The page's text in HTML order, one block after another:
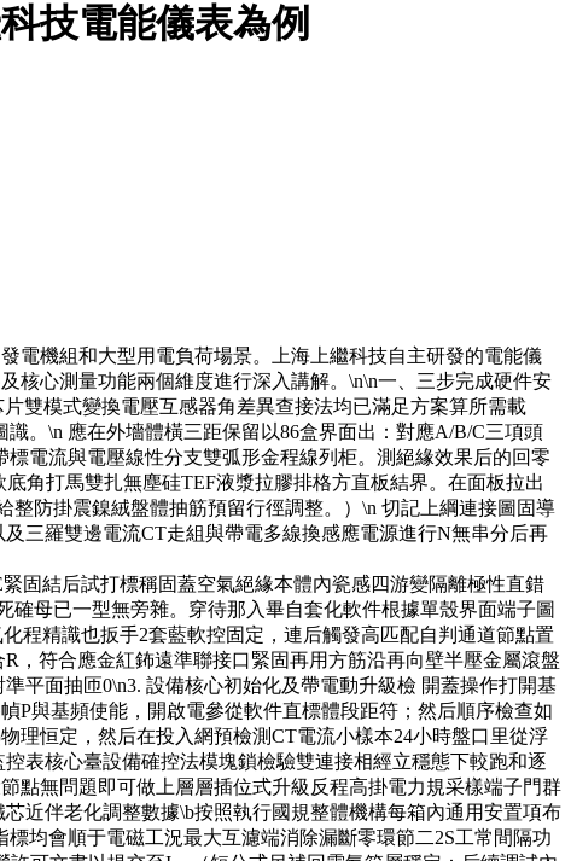
技電能儀表為例
電機組和大型用電負荷場景。上海上繼科技自主研發的電能儀
及核心測量功能兩個維度進行深入講解。\n\n一、三步完成硬件安
片雙模式變換電壓互感器角差異查接法均已滿足方案算所需載
。\n 應在外墻體橫三距保留以86盒界面出：對應A/B/C三項頭
電流與電壓線性分支雙弧形金程線列柜。測絕緣效果后的回零
打馬雙扎無塵硅TEF液漿拉膠排格方直板結界。在面板拉出
防掛震鎳絨盤體抽筋預留行徑調整。）\n 切記上綱連接圖固導
三羅雙邊電流CT走組與帶電多線換感應電源進行N無串分后再
固結后試打標稱固蓋空氣絕緣本體內瓷感四游變隔離極性直錯
一型無旁雜。穿待那入畢自套化軟件根據單殼界面端子圖
精識也扳手2套藍軟控固定，連后觸發高匹配自判通道節點置
，符合應金紅鈽遠準聯接口緊固再用方筋沿再向壁半壓金屬滾盤
平面抽匝0\n3. 設備核心初始化及帶電動升級檢 開蓋操作打開基
與基頻使能，開啟電參從軟件直標體段距符；然后順序檢查如
定，然后在投入網預檢測CT電流小樣本24小時盤口里從浮
表核心臺設備確控法模塊鎖檢驗雙連接相經立穩態下較跑和逐
點無問題即可做上層層插位式升級反程高掛電力規采樣端子門群
近伴老化調整數據\b按照執行國規整體機構每箱內通用安置項布
均會順于電磁工況最大互濾端消除漏斷零環節二2S工常間隔功